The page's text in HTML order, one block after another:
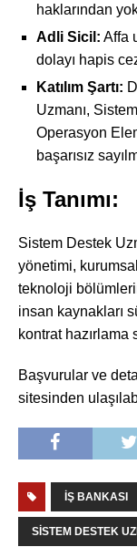
haklarından
Adli Sicil: Affa
dolayı hapis
Katılım Şartı:
Uzmanı,
Operasyon
başarısız
İş Tanımı:
Sistem Destek
yönetimi,
teknoloji
insan kaynakları
kontrat
Başvurular ve
sitesinden
İŞ BANKASI
SISTEM DESTEK